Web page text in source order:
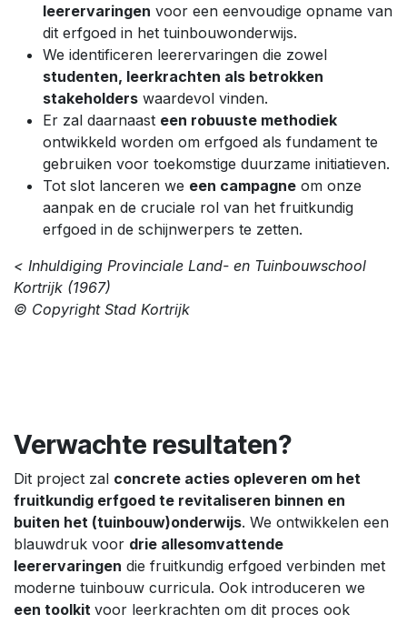
leerervaringen voor een eenvoudige opname van
dit erfgoed in het tuinbouwonderwijs.
We identificeren leerervaringen die zowel
studenten, leerkrachten als betrokken
stakeholders waardevol vinden.
Er zal daarnaast een robuuste methodiek
ontwikkeld worden om erfgoed als fundament te
gebruiken voor toekomstige duurzame initiatieven.
Tot slot lanceren we een campagne om onze
aanpak en de cruciale rol van het fruitkundig
erfgoed in de schijnwerpers te zetten.
< Inhuldiging Provinciale Land- en Tuinbouwschool
Kortrijk (1967)
© Copyright Stad Kortrijk
Verwachte resultaten?
Dit project zal concrete acties opleveren om het
fruitkundig erfgoed te revitaliseren binnen en
buiten het (tuinbouw)onderwijs. We ontwikkelen een
blauwdruk voor drie allesomvattende
leerervaringen die fruitkundig erfgoed verbinden met
moderne tuinbouw curricula. Ook introduceren we
een toolkit voor leerkrachten om dit proces ook